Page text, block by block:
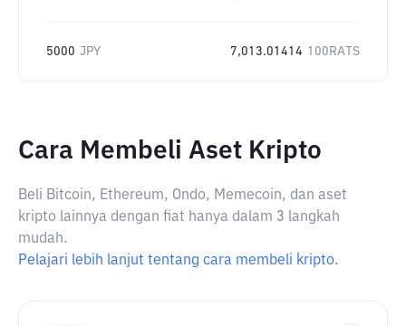
5000 JPY 7,013.01414 100RATS
Cara Membeli Aset Kripto
Beli Bitcoin, Ethereum, Ondo, Memecoin, dan aset
kripto lainnya dengan fiat hanya dalam 3 langkah
mudah.
Pelajari lebih lanjut tentang cara membeli kripto.